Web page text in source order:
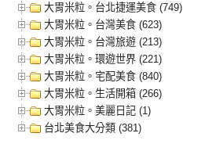
大胃米粒。台北捷運美食 (749)
大胃米粒。台灣美食 (623)
大胃米粒。台灣旅遊 (213)
大胃米粒。環遊世界 (221)
大胃米粒。宅配美食 (840)
大胃米粒。生活開箱 (266)
大胃米粒。美麗日記 (1)
台北美食大分類 (381)